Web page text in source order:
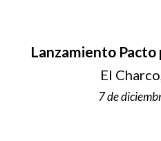
Lanzamiento Pacto
El
7 de